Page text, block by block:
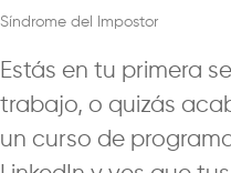
Síndrome del Impostor
Estás en tu primera
trabajo, o quizás
un curso de